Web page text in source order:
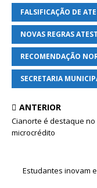
FALSIFICAÇÃO DE
NOVAS REGRAS
RECOMENDAÇÃO
SECRETARIA
ANTERIOR
Cianorte é destaque no
microcrédito
Estudantes inovam